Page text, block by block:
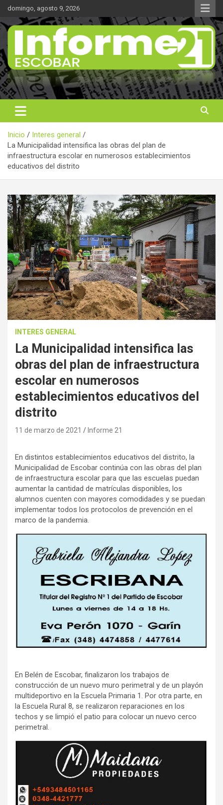
Saltar
contenido
domingo, agosto 9, 2026
Informe 21
Noticas reales
Inicio
Interes general
La Municipalidad intensifica las obras del plan de
infraestructura escolar en numerosos establecimientos
educativos del distrito
INTERES GENERAL
La Municipalidad intensifica las
obras del plan de infraestructura
escolar en numerosos
establecimientos educativos del
distrito
11 de marzo de 2021 Informe 21
En distintos establecimientos educativos del distrito, la
Municipalidad de Escobar continúa con las obras del plan
de infraestructura escolar para que las escuelas puedan
aumentar la cantidad de matrículas disponibles, los
alumnos cuenten con mayores comodidades y se puedan
implementar todos los protocolos de prevención en el
marco de la pandemia.
En Belén de Escobar, finalizaron los trabajos de
construcción de un nuevo muro perimetral y de un playón
multideportivo en la Escuela Primaria 1. Por otra parte, en
la Escuela Rural 8, se realizaron reparaciones en los
techos y se limpió el patio para colocar un nuevo cerco
perimetral.